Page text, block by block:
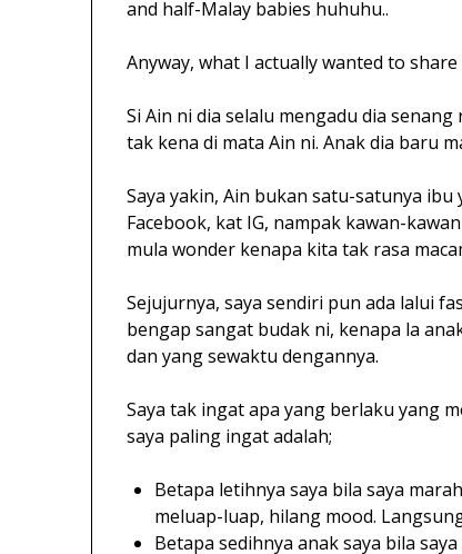
and half-Malay babies huhuhu..
Anyway, what I actually wanted to
Si Ain ni dia selalu mengadu dia
tak kena di mata Ain ni. Anak dia baru
Saya yakin, Ain bukan satu-satunya
Facebook, kat IG, nampak kawan-
mula wonder kenapa kita tak rasa
Sejujurnya, saya sendiri pun ada lalui
bengap sangat budak ni, kenapa la
dan yang sewaktu dengannya.
Saya tak ingat apa yang berlaku yang
saya paling ingat adalah;
Betapa letihnya saya bila saya
meluap-luap, hilang mood.
Betapa sedihnya anak saya bila